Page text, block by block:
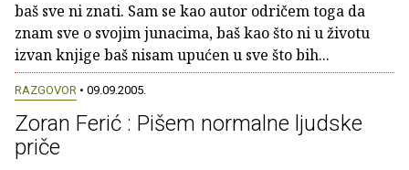
baš sve ni znati. Sam se kao autor odričem toga da
znam sve o svojim junacima, baš kao što ni u životu
izvan knjige baš nisam upućen u sve što bih...
RAZGOVOR • 09.09.2005.
Zoran Ferić : Pišem normalne ljudske
priče